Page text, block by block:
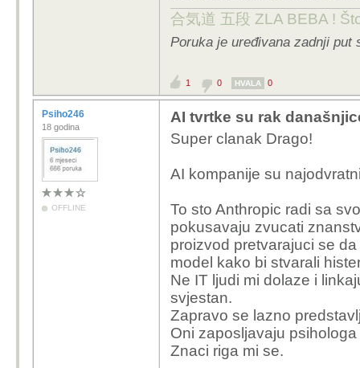
合気道 五段 ZLA BEBA !
Poruka je uređivana zadnji put
1 0 HVALA 0
Psiho246
18 godina
OFFLINE
AI tvrtke su rak
Super clanak Drago!
AI kompanije su
To sto Anthropic radi sa
pokusavaju zvucati
proizvod pretvarajuci se
model kako bi stvarali
Ne IT ljudi mi dolaze i
svjestan.
Zapravo se lazno
Oni zaposljavaju
Znaci riga mi se.